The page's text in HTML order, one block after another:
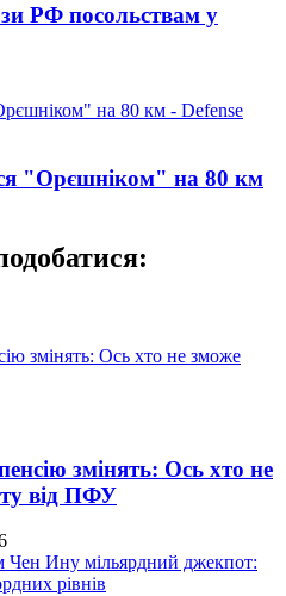
РФ посольствам у
"Орєшніком" на 80 км
змінять: Ось хто не
від ПФУ